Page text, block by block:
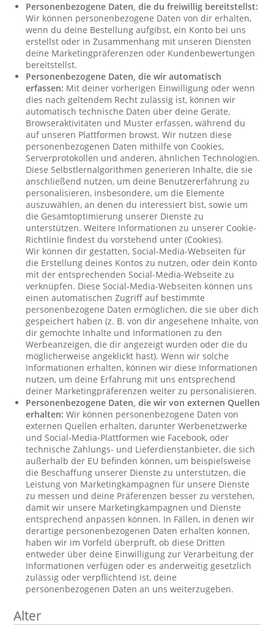
Personenbezogene Daten, die du freiwillig bereitstellst:
Wir können personenbezogene Daten von dir erhalten,
wenn du deine Bestellung aufgibst, ein Konto bei uns
erstellst oder in Zusammenhang mit unseren Diensten
deine Marketingpräferenzen oder Kundenbewertungen
bereitstellst.
Personenbezogene Daten, die wir automatisch
erfassen: Mit deiner vorherigen Einwilligung oder wenn
dies nach geltendem Recht zulässig ist, können wir
automatisch technische Daten über deine Geräte,
Browseraktivitäten und Muster erfassen, während du
auf unseren Plattformen browst. Wir nutzen diese
personenbezogenen Daten mithilfe von Cookies,
Serverprotokollen und anderen, ähnlichen Technologien.
Diese Selbstlernalgorithmen generieren Inhalte, die sie
anschließend nutzen, um deine Benutzererfahrung zu
personalisieren, insbesondere, um die Elemente
auszuwählen, an denen du interessiert bist, sowie um
die Gesamtoptimierung unserer Dienste zu
unterstützen. Weitere Informationen zu unserer Cookie-
Richtlinie findest du vorstehend unter (Cookies).
Wir können dir gestatten, Social-Media-Webseiten für
die Erstellung deines Kontos zu nutzen, oder dein Konto
mit der entsprechenden Social-Media-Webseite zu
verknüpfen. Diese Social-Media-Webseiten können uns
einen automatischen Zugriff auf bestimmte
personenbezogene Daten ermöglichen, die sie über dich
gespeichert haben (z. B. von dir angesehene Inhalte, von
dir gemochte Inhalte und Informationen zu den
Werbeanzeigen, die dir angezeigt wurden oder die du
möglicherweise angeklickt hast). Wenn wir solche
Informationen erhalten, können wir diese Informationen
nutzen, um deine Erfahrung mit uns entsprechend
deiner Marketingpräferenzen weiter zu personalisieren.
Personenbezogene Daten, die wir von externen Quellen
erhalten: Wir können personenbezogene Daten von
externen Quellen erhalten, darunter Werbenetzwerke
und Social-Media-Plattformen wie Facebook, oder
technische Zahlungs- und Lieferdienstanbieter, die sich
außerhalb der EU befinden können, um beispielsweise
die Beschaffung unserer Dienste zu unterstützen, die
Leistung von Marketingkampagnen für unsere Dienste
zu messen und deine Präferenzen besser zu verstehen,
damit wir unsere Marketingkampagnen und Dienste
entsprechend anpassen können. In Fällen, in denen wir
derartige personenbezogenen Daten erhalten können,
haben wir im Vorfeld überprüft, ob diese Dritten
entweder über deine Einwilligung zur Verarbeitung der
Informationen verfügen oder es anderweitig gesetzlich
zulässig oder verpflichtend ist, deine
personenbezogenen Daten an uns weiterzugeben.
Alter